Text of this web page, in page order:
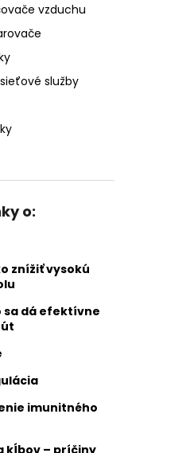
vzduchu
služby
o:
znížiť vysokú
sa dá efektívne
imunitného
kĺbov – príčiny